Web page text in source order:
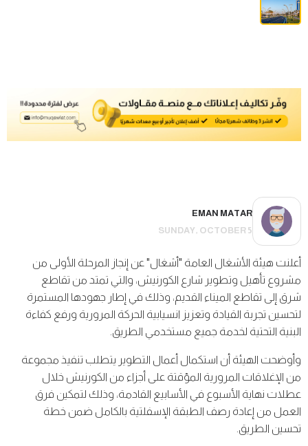
EMAN MATAR
SUNDAY, OCTOBER 5
أعلنت هيئة الأشغال العامة "أشغال" عن إنجاز المرحلة الأولى من
مشروع تأهيل وتطوير شارع الكورنيش، والتي تمتد من تقاطع
شرق إلى تقاطع الميناء القديم، وذلك في إطار جهودها المستمرة
لتحسين تجربة القيادة وتعزيز انسيابية الحركة المرورية ورفع كفاءة
البنية التحتية لخدمة جميع مستخدمي الطريق.
وأوضحت الهيئة أن استكمال أعمال التطوير يتطلب تنفيذ مجموعة
من الإغلاقات المرورية المؤقتة على أجزاء من الكورنيش خلال
عطلات نهاية الأسبوع في الأسابيع القادمة، وذلك لتمكين فرق
العمل من إعادة رصف الطبقة الإسفلتية بالكامل ضمن خطة
تحسين الطريق.